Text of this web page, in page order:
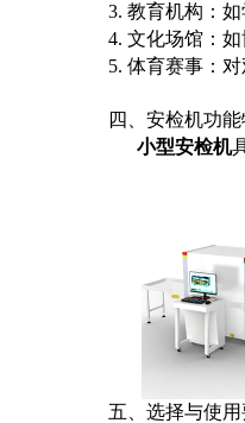
3. 教育机构：
4. 文化场馆：
5. 体育赛事：
四、安检机功
小型安检机
五、选择与使